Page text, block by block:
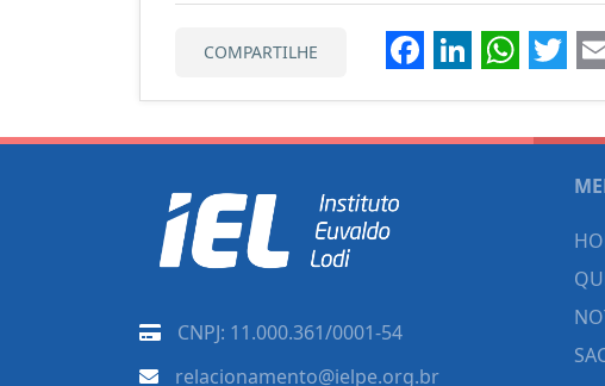
COMPARTILHE Facebook
CNPJ: 11.000.361/0001-54
relacionamento@ielpe.org.br